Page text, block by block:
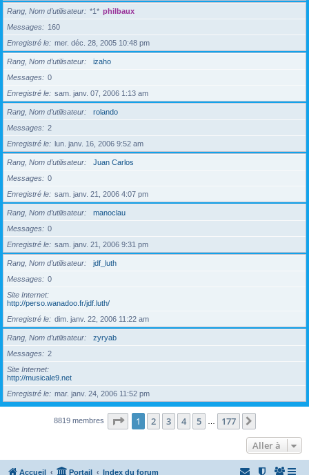
Rang, Nom d’utilisateur *1* philbaux
Messages
160
Enregistré le
mer. déc. 28, 2005 10:48 pm
Rang, Nom d’utilisateur
izaho
Messages
0
Enregistré le
sam. janv. 07, 2006 1:13 am
Rang, Nom d’utilisateur
rolando
Messages
2
Enregistré le
lun. janv. 16, 2006 9:52 am
Rang, Nom d’utilisateur
Juan Carlos
Messages
0
Enregistré le
sam. janv. 21, 2006 4:07 pm
Rang, Nom d’utilisateur
manoclau
Messages
0
Enregistré le
sam. janv. 21, 2006 9:31 pm
Rang, Nom d’utilisateur
jdf_luth
Messages
0
Site Internet
http://perso.wanadoo.fr/jdf.luth/
Enregistré le
dim. janv. 22, 2006 11:22 am
Rang, Nom d’utilisateur
zyryab
Messages
2
Site Internet
http://musicale9.net
Enregistré le
mar. janv. 24, 2006 11:52 pm
8819 membres Page 1sur177
1 2 3 4 5 177
Aller à
Accueil Portail Index du forum